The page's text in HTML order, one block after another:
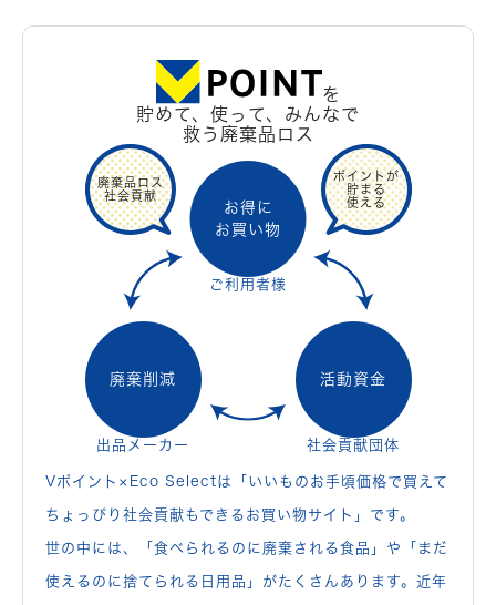
を
貯めて、使って、みんなで
救う廃棄品ロス
お得に
お買い物
ご利用者様
廃棄削減
出品メーカー
活動資金
社会貢献団体
廃棄品ロス
社会貢献
ポイントが
貯まる
使える
Vポイント×Eco Selectは「いいものお手頃価格で買えて
ちょっぴり社会貢献もできるお買い物サイト」です。
世の中には、「食べられるのに廃棄される食品」や「まだ
使えるのに捨てられる日用品」がたくさんあります。近年